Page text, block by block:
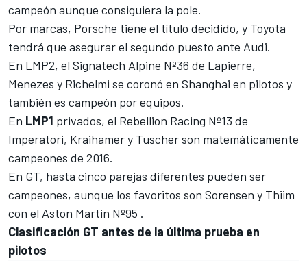
campeón aunque consiguiera la pole.
Por marcas, Porsche tiene el título decidido, y Toyota
tendrá que asegurar el segundo puesto ante Audi.
En LMP2, el Signatech Alpine Nº36 de Lapierre,
Menezes y Richelmi se coronó en Shanghai en pilotos y
también es campeón por equipos.
En LMP1 privados, el Rebellion Racing Nº13 de
Imperatori, Kraihamer y Tuscher son matemáticamente
campeones de 2016.
En GT, hasta cinco parejas diferentes pueden ser
campeones, aunque los favoritos son Sorensen y Thiim
con el Aston Martin Nº95 .
Clasificación GT antes de la última prueba en
pilotos